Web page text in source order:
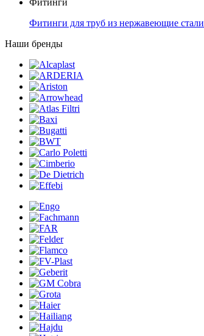
Фитинги для труб из нержавеющие стали
Наши бренды